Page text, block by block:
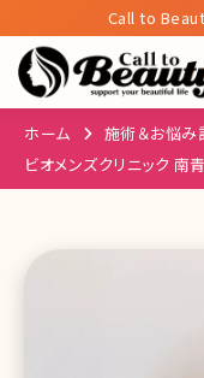
Call to
ホーム 施術＆お悩み
ビオメンズクリニック 南青山院 当真未来医師【美人女医
第七十六回】